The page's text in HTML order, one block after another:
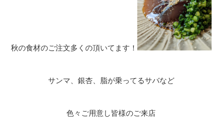
秋の食材のご注文多くの頂いてます！
サンマ、銀杏、脂が乗ってるサバなど
色々ご用意し皆様のご来店